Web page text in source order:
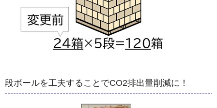
段ボールを工夫することでCO2排出量削減に！